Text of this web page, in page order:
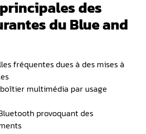
principales des
du Blue and
fréquentes dues à des mises à
multimédia par usage
provoquant des